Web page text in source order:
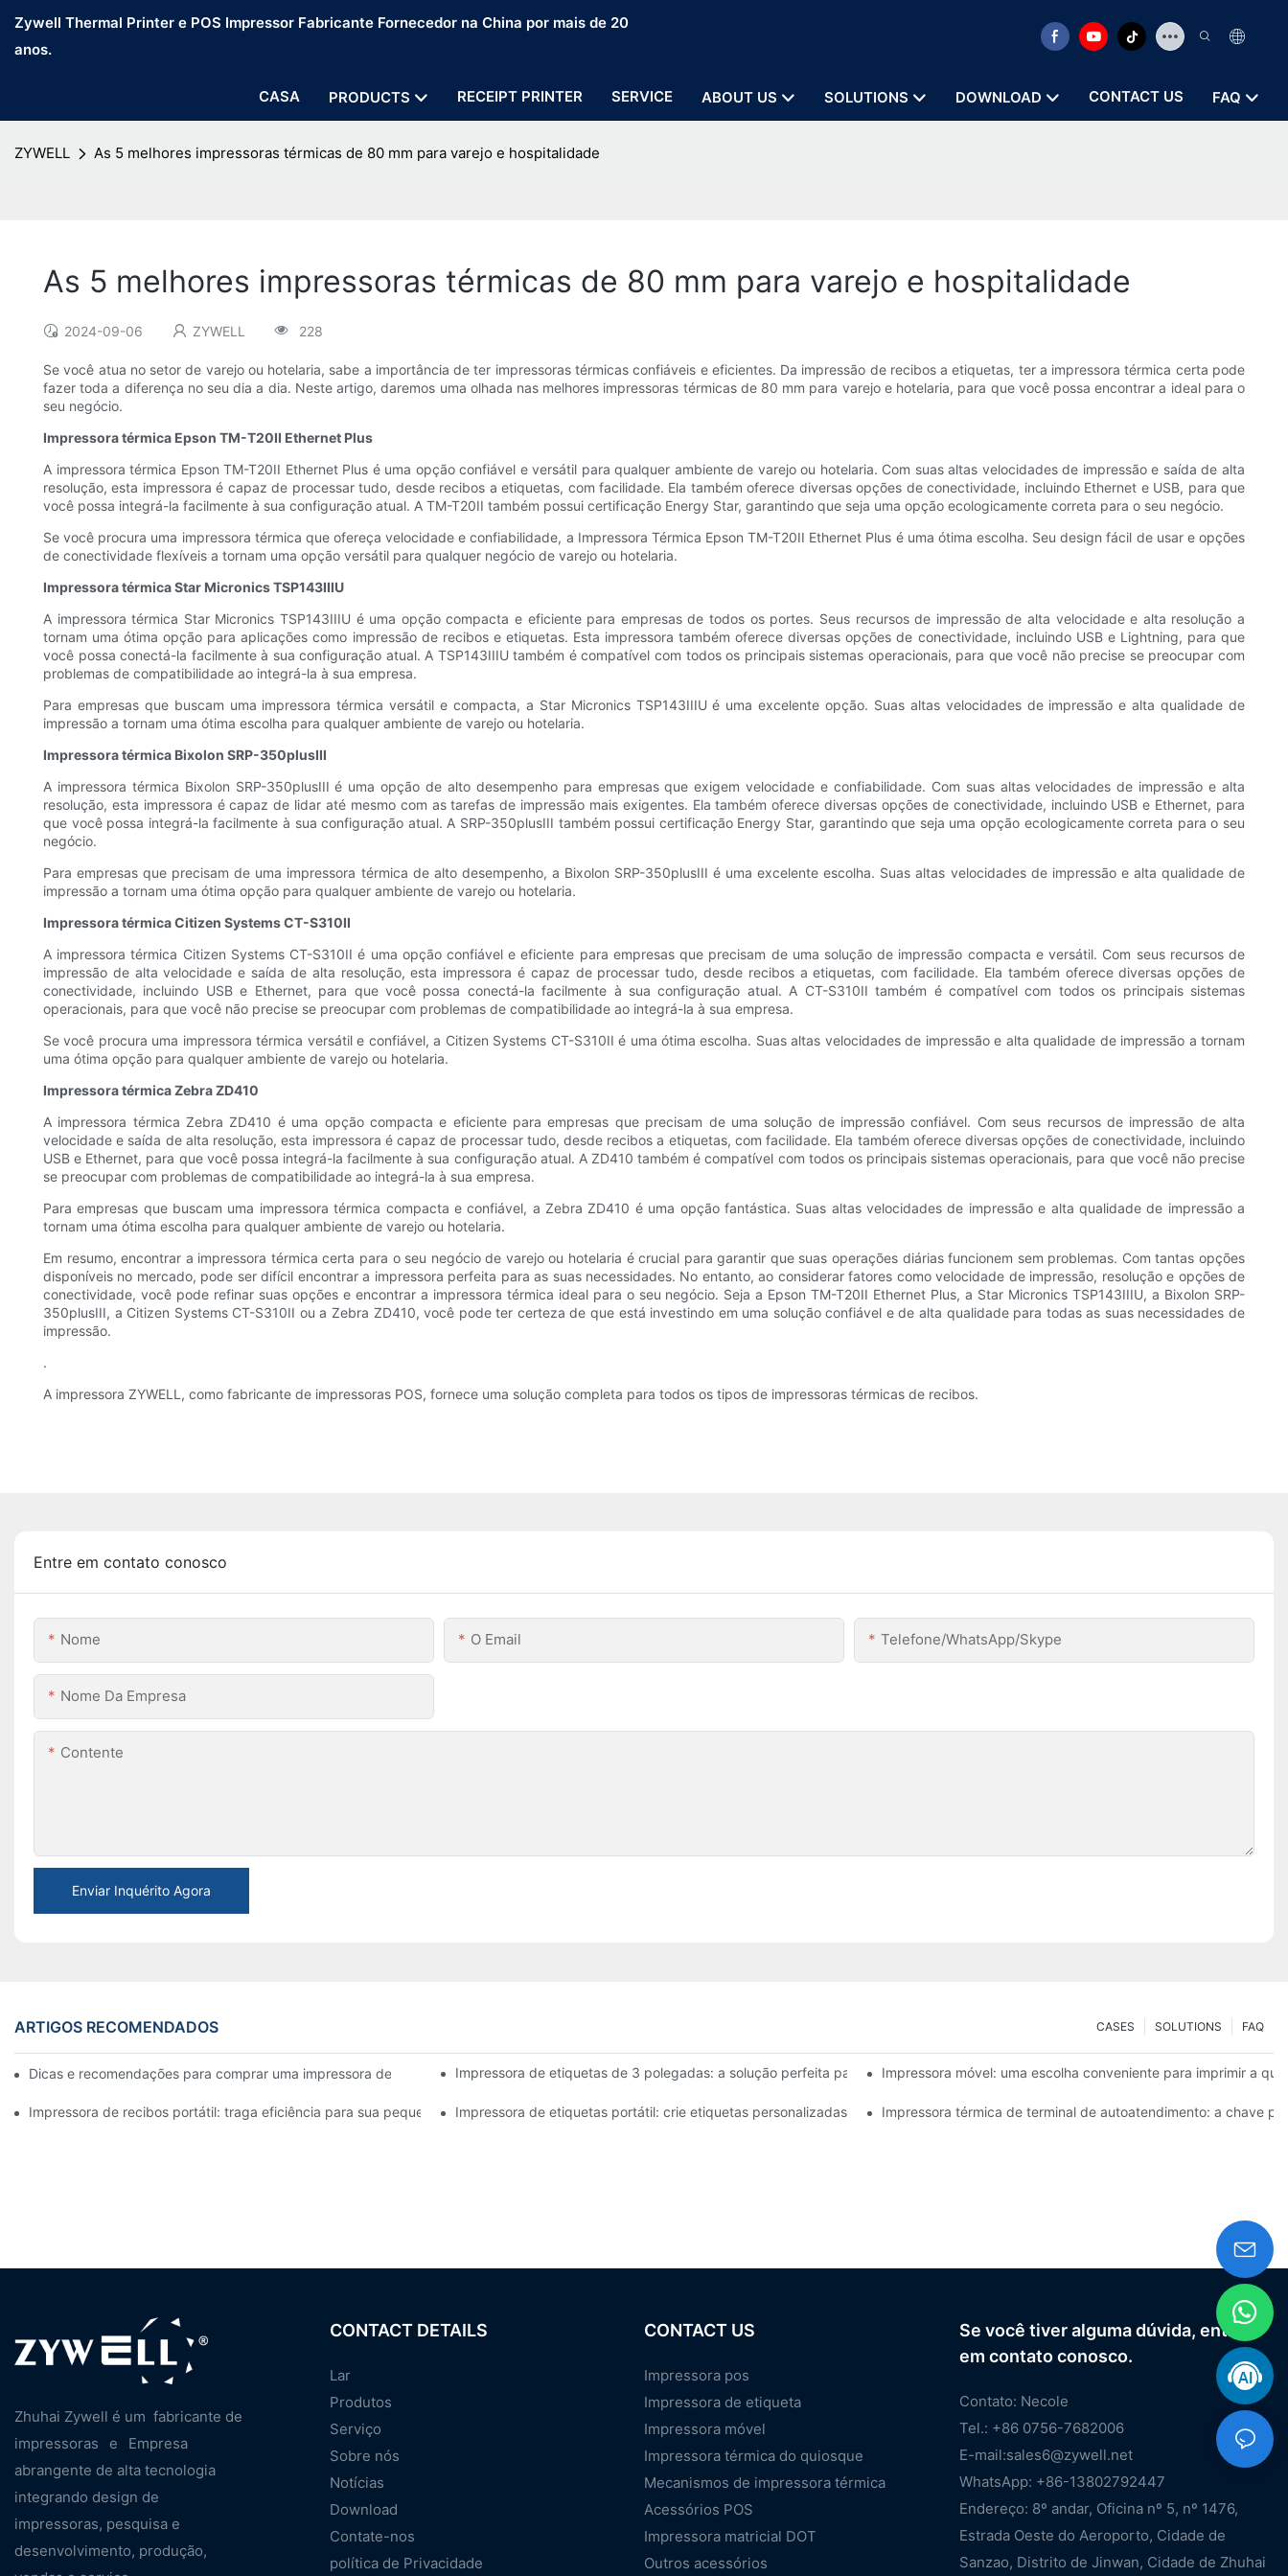
Zywell Thermal Printer e POS Impressor Fabricante Fornecedor na China por mais de 20
anos.
CASA PRODUCTS RECEIPT PRINTER SERVICE ABOUT US SOLUTIONS DOWNLOAD CONTACT US FAQ
ZYWELL As 5 melhores impressoras térmicas de 80 mm para varejo e hospitalidade
As 5 melhores impressoras térmicas de 80 mm para varejo e hospitalidade
2024-09-06 ZYWELL 228
Se você atua no setor de varejo ou hotelaria, sabe a importância de ter impressoras térmicas confiáveis ​​e eficientes. Da impressão de recibos a etiquetas, ter a impressora térmica certa pode
fazer toda a diferença no seu dia a dia. Neste artigo, daremos uma olhada nas melhores impressoras térmicas de 80 mm para varejo e hotelaria, para que você possa encontrar a ideal para o
seu negócio.
Impressora térmica Epson TM-T20II Ethernet Plus
A impressora térmica Epson TM-T20II Ethernet Plus é uma opção confiável e versátil para qualquer ambiente de varejo ou hotelaria. Com suas altas velocidades de impressão e saída de alta
resolução, esta impressora é capaz de processar tudo, desde recibos a etiquetas, com facilidade. Ela também oferece diversas opções de conectividade, incluindo Ethernet e USB, para que
você possa integrá-la facilmente à sua configuração atual. A TM-T20II também possui certificação Energy Star, garantindo que seja uma opção ecologicamente correta para o seu negócio.
Se você procura uma impressora térmica que ofereça velocidade e confiabilidade, a Impressora Térmica Epson TM-T20II Ethernet Plus é uma ótima escolha. Seu design fácil de usar e opções
de conectividade flexíveis a tornam uma opção versátil para qualquer negócio de varejo ou hotelaria.
Impressora térmica Star Micronics TSP143IIIU
A impressora térmica Star Micronics TSP143IIIU é uma opção compacta e eficiente para empresas de todos os portes. Seus recursos de impressão de alta velocidade e alta resolução a
tornam uma ótima opção para aplicações como impressão de recibos e etiquetas. Esta impressora também oferece diversas opções de conectividade, incluindo USB e Lightning, para que
você possa conectá-la facilmente à sua configuração atual. A TSP143IIIU também é compatível com todos os principais sistemas operacionais, para que você não precise se preocupar com
problemas de compatibilidade ao integrá-la à sua empresa.
Para empresas que buscam uma impressora térmica versátil e compacta, a Star Micronics TSP143IIIU é uma excelente opção. Suas altas velocidades de impressão e alta qualidade de
impressão a tornam uma ótima escolha para qualquer ambiente de varejo ou hotelaria.
Impressora térmica Bixolon SRP-350plusIII
A impressora térmica Bixolon SRP-350plusIII é uma opção de alto desempenho para empresas que exigem velocidade e confiabilidade. Com suas altas velocidades de impressão e alta
resolução, esta impressora é capaz de lidar até mesmo com as tarefas de impressão mais exigentes. Ela também oferece diversas opções de conectividade, incluindo USB e Ethernet, para
que você possa integrá-la facilmente à sua configuração atual. A SRP-350plusIII também possui certificação Energy Star, garantindo que seja uma opção ecologicamente correta para o seu
negócio.
Para empresas que precisam de uma impressora térmica de alto desempenho, a Bixolon SRP-350plusIII é uma excelente escolha. Suas altas velocidades de impressão e alta qualidade de
impressão a tornam uma ótima opção para qualquer ambiente de varejo ou hotelaria.
Impressora térmica Citizen Systems CT-S310II
A impressora térmica Citizen Systems CT-S310II é uma opção confiável e eficiente para empresas que precisam de uma solução de impressão compacta e versátil. Com seus recursos de
impressão de alta velocidade e saída de alta resolução, esta impressora é capaz de processar tudo, desde recibos a etiquetas, com facilidade. Ela também oferece diversas opções de
conectividade, incluindo USB e Ethernet, para que você possa conectá-la facilmente à sua configuração atual. A CT-S310II também é compatível com todos os principais sistemas
operacionais, para que você não precise se preocupar com problemas de compatibilidade ao integrá-la à sua empresa.
Se você procura uma impressora térmica versátil e confiável, a Citizen Systems CT-S310II é uma ótima escolha. Suas altas velocidades de impressão e alta qualidade de impressão a tornam
uma ótima opção para qualquer ambiente de varejo ou hotelaria.
Impressora térmica Zebra ZD410
A impressora térmica Zebra ZD410 é uma opção compacta e eficiente para empresas que precisam de uma solução de impressão confiável. Com seus recursos de impressão de alta
velocidade e saída de alta resolução, esta impressora é capaz de processar tudo, desde recibos a etiquetas, com facilidade. Ela também oferece diversas opções de conectividade, incluindo
USB e Ethernet, para que você possa integrá-la facilmente à sua configuração atual. A ZD410 também é compatível com todos os principais sistemas operacionais, para que você não precise
se preocupar com problemas de compatibilidade ao integrá-la à sua empresa.
Para empresas que buscam uma impressora térmica compacta e confiável, a Zebra ZD410 é uma opção fantástica. Suas altas velocidades de impressão e alta qualidade de impressão a
tornam uma ótima escolha para qualquer ambiente de varejo ou hotelaria.
Em resumo, encontrar a impressora térmica certa para o seu negócio de varejo ou hotelaria é crucial para garantir que suas operações diárias funcionem sem problemas. Com tantas opções
disponíveis no mercado, pode ser difícil encontrar a impressora perfeita para as suas necessidades. No entanto, ao considerar fatores como velocidade de impressão, resolução e opções de
conectividade, você pode refinar suas opções e encontrar a impressora térmica ideal para o seu negócio. Seja a Epson TM-T20II Ethernet Plus, a Star Micronics TSP143IIIU, a Bixolon SRP-
350plusIII, a Citizen Systems CT-S310II ou a Zebra ZD410, você pode ter certeza de que está investindo em uma solução confiável e de alta qualidade para todas as suas necessidades de
impressão.
.
A impressora ZYWELL, como fabricante de impressoras POS, fornece uma solução completa para todos os tipos de impressoras térmicas de recibos.
Entre em contato conosco
Nome O Email Telefone/WhatsApp/Skype
Nome Da Empresa
Contente
Enviar Inquérito Agora
ARTIGOS RECOMENDADOS FAQ
SOLUTIONS
CASES
Dicas e recomendações para comprar uma impressora de etiquetas de 4 polegadas que você precisa saber em 2025Impressora de etiquetas de 3 polegadas: a solução perfeita para pequenas necessidades de etiquetas
Impressora móvel: uma escolha conveniente para imprimir a
Impressora de recibos portátil: traga eficiência para sua pequena empresaImpressora de etiquetas portátil: crie etiquetas personalizadas facilmenteImpressora térmica de terminal de autoatendimento: a chave
Zhuhai Zywell é um fabricante de
impressoras
e
Empresa
abrangente de alta tecnologia
integrando design de
impressoras, pesquisa e
desenvolvimento, produção,
CONTACT DETAILS
Lar
Produtos
Serviço
Sobre nós
Notícias
Download
Contate-nos
política de Privacidade
CONTACT US
Impressora pos
Impressora de etiqueta
Impressora móvel
Impressora térmica do quiosque
Mecanismos de impressora térmica
Acessórios POS
Impressora matricial DOT
Outros acessórios
Se você tiver alguma dúvida, entre
em contato conosco.
Contato: Necole
Tel.: +86 0756-7682006
E-mail:sales6@zywell.net
WhatsApp: +86-13802792447
Endereço: 8º andar, Oficina nº 5, nº 1476,
Estrada Oeste do Aeroporto, Cidade de
Sanzao, Distrito de Jinwan, Cidade de Zhuhai